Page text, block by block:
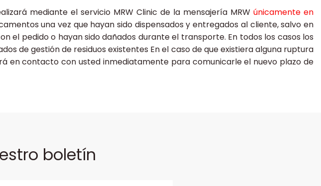
mediante el servicio MRW Clinic de la mensajería MRW únicamente en
una vez que hayan sido dispensados y entregados al cliente, salvo en
el pedido o hayan sido dañados durante el transporte. En todos los casos los
de gestión de residuos existentes En el caso de que existiera alguna ruptura
en contacto con usted inmediatamente para comunicarle el nuevo plazo de
boletín